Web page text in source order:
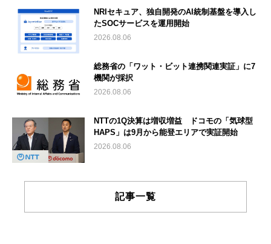
NRIセキュア、独自開発のAI統制基盤を導入し
たSOCサービスを運用開始
2026.08.06
総務省の「ワット・ビット連携関連実証」に7
機関が採択
2026.08.06
NTTの1Q決算は増収増益 ドコモの「気球型
HAPS」は9月から能登エリアで実証開始
2026.08.06
記事一覧